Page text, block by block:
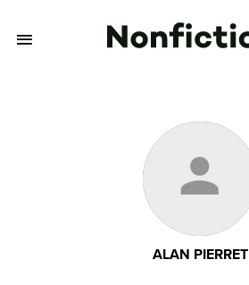
ALAN PIERRET